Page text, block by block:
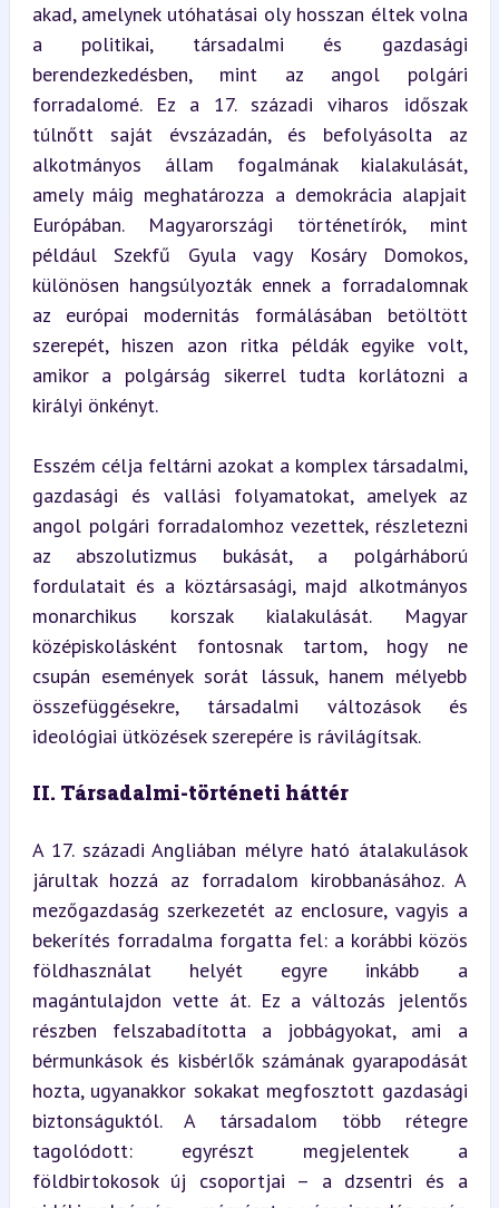
akad, amelynek utóhatásai oly hosszan éltek volna
a politikai, társadalmi és gazdasági
berendezkedésben, mint az angol polgári
forradalomé. Ez a 17. századi viharos időszak
túlnőtt saját évszázadán, és befolyásolta az
alkotmányos állam fogalmának kialakulását,
amely máig meghatározza a demokrácia alapjait
Európában. Magyarországi történetírók, mint
például Szekfű Gyula vagy Kosáry Domokos,
különösen hangsúlyozták ennek a forradalomnak
az európai modernitás formálásában betöltött
szerepét, hiszen azon ritka példák egyike volt,
amikor a polgárság sikerrel tudta korlátozni a
királyi önkényt.
Esszém célja feltárni azokat a komplex társadalmi,
gazdasági és vallási folyamatokat, amelyek az
angol polgári forradalomhoz vezettek, részletezni
az abszolutizmus bukását, a polgárháború
fordulatait és a köztársasági, majd alkotmányos
monarchikus korszak kialakulását. Magyar
középiskolásként fontosnak tartom, hogy ne
csupán események sorát lássuk, hanem mélyebb
összefüggésekre, társadalmi változások és
ideológiai ütközések szerepére is rávilágítsak.
II. Társadalmi-történeti háttér
A 17. századi Angliában mélyre ható átalakulások
járultak hozzá az forradalom kirobbanásához. A
mezőgazdaság szerkezetét az enclosure, vagyis a
bekerítés forradalma forgatta fel: a korábbi közös
földhasználat helyét egyre inkább a
magántulajdon vette át. Ez a változás jelentős
részben felszabadította a jobbágyokat, ami a
bérmunkások és kisbérlők számának gyarapodását
hozta, ugyanakkor sokakat megfosztott gazdasági
biztonságuktól. A társadalom több rétegre
tagolódott: egyrészt megjelentek a
földbirtokosok új csoportjai – a dzsentri és a